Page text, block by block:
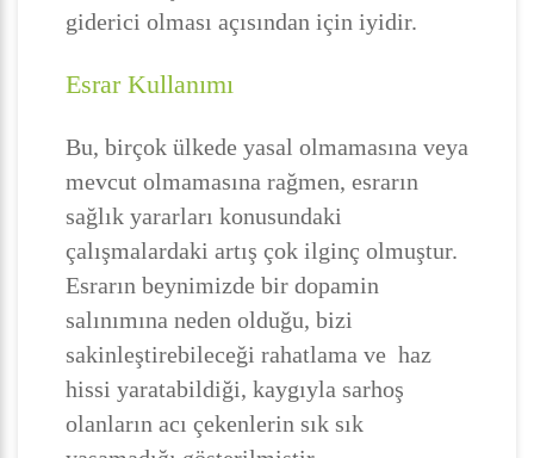
giderici olması açısından için iyidir.
Esrar Kullanımı
Bu, birçok ülkede yasal olmamasına veya
mevcut olmamasına rağmen, esrarın
sağlık yararları konusundaki
çalışmalardaki artış çok ilginç olmuştur.
Esrarın beynimizde bir dopamin
salınımına neden olduğu, bizi
sakinleştirebileceği rahatlama ve haz
hissi yaratabildiği, kaygıyla sarhoş
olanların acı çekenlerin sık sık